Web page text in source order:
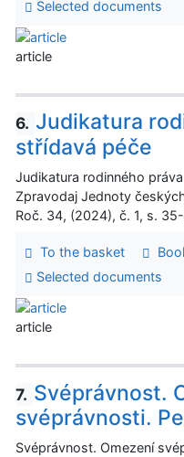
Selected documents
article
6. Judikatura
střídavá péče
Judikatura rodinného
Zpravodaj Jednoty
Roč. 34, (2024), č. 1, s.
To the basket
Selected documents
article
7. Svéprávnost.
svéprávnosti.
Svéprávnost. Omezení